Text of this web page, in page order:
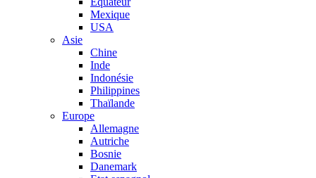
Mexique
USA
Asie
Chine
Inde
Indonésie
Philippines
Thaïlande
Europe
Allemagne
Autriche
Bosnie
Danemark